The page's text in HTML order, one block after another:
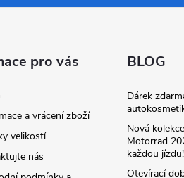
pro vás
a vrácení zboží
velikostí
nás
BLOG
Dárek
Nová
Motorrad
každou jízdu!
Otevírací